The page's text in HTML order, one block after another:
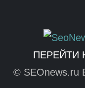
ПЕРЕЙТИ
© SEOnews.ru